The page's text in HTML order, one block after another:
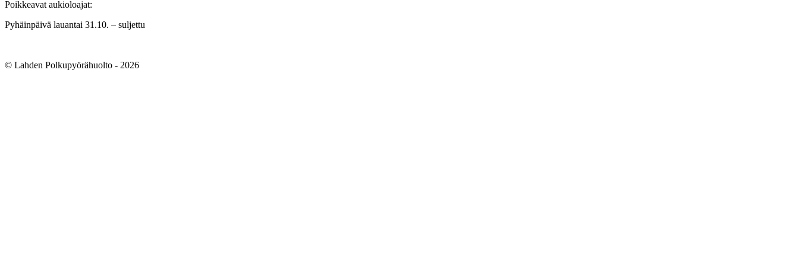
Poikkeavat aukioloajat:
Pyhäinpäivä lauantai 31.10. – suljettu
© Lahden Polkupyörähuolto - 2026